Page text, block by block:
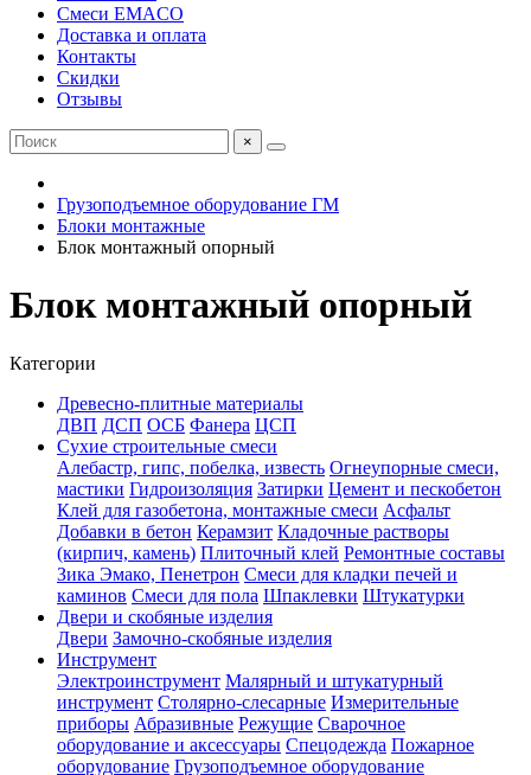
Смеси EMACO
Доставка и оплата
Контакты
Скидки
Отзывы
×
Грузоподъемное оборудование ГМ
Блоки монтажные
Блок монтажный опорный
Блок монтажный опорный
Категории
Древесно-плитные материалы
ДВП ДСП ОСБ Фанера ЦСП
Сухие строительные смеси
Алебастр, гипс, побелка, известь Огнеупорные смеси,
мастики Гидроизоляция Затирки Цемент и пескобетон
Клей для газобетона, монтажные смеси Асфальт
Добавки в бетон Керамзит Кладочные растворы
(кирпич, камень) Плиточный клей Ремонтные составы
Зика Эмако, Пенетрон Смеси для кладки печей и
каминов Смеси для пола Шпаклевки Штукатурки
Двери и скобяные изделия
Двери Замочно-скобяные изделия
Инструмент
Электроинструмент Малярный и штукатурный
инструмент Столярно-слесарные Измерительные
приборы Абразивные Режущие Сварочное
оборудование и аксессуары Спецодежда Пожарное
оборудование Грузоподъемное оборудование